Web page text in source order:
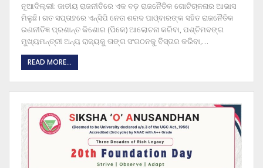
ନୂଆଦିଲ୍ଲୀ: ଜାତୀୟ ରାଜନୀତିରେ ଏକ ବଡ଼ ରାଜନୈତିକ ଗୋଟିଚାଳନାର ଆଭାସ
ମିଳୁଛି। ଗତ ସପ୍ତାହରେ ଏନ୍‌ସିପି ନେତା ଶରଦ ପାଓ୍ବାରଙ୍କ ସହିତ ରାଜନୈତିକ
ରଣନୀତିଜ୍ଞ ପ୍ରଶାନ୍ତ କିଶୋର (ପିକେ) ଆଲୋଚନା କରିବା, ପଶ୍ଚିମବଙ୍ଗ
ମୁଖ୍ୟମନ୍ତ୍ରୀ ଅନ୍ୟ ରାଜ୍ୟକୁ ତାଙ୍ଗ ସଂଗଠନକୁ ବିସ୍ତାର କରିବା,…
READ MORE...